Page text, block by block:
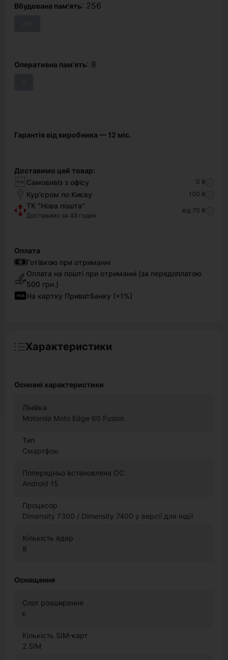
Вбудована пам'ять: 256
Оперативна пам'ять: 8
Гарантія від виробника — 12 міс.
Доставимо цей товар:
Самовивіз з офісу
0 ₴
Кур'єром по Києву 100 ₴
ТК "Нова пошта"
Доставимо за 48 годин
від 70 ₴
Оплата
Готівкою при отриманні
Оплата на пошті при отриманні (за передоплатою
500 грн.)
На картку ПриватБанку (+1%)
Характеристики
Основні характеристики
Лінійка
Motorola Moto Edge 60 Fusion
Тип
Смартфон
Попередньо встановлена ОС
Android 15
Процесор
Dimensity 7300 / Dimensity 7400 у версії для Індії
Кількість ядер
8
Оснащення
Слот розширення
є
Кількість SIM-карт
2 SIM